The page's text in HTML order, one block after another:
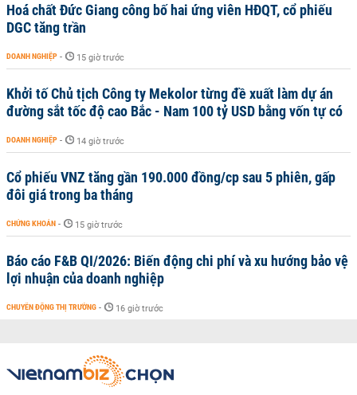
Hoá chất Đức Giang công bố hai ứng viên HĐQT, cổ phiếu
DGC tăng trần
DOANH NGHIỆP - 15 giờ trước
Khởi tố Chủ tịch Công ty Mekolor từng đề xuất làm dự án
đường sắt tốc độ cao Bắc - Nam 100 tỷ USD bằng vốn tự có
DOANH NGHIỆP - 14 giờ trước
Cổ phiếu VNZ tăng gần 190.000 đồng/cp sau 5 phiên, gấp
đôi giá trong ba tháng
CHỨNG KHOÁN - 15 giờ trước
Báo cáo F&B QI/2026: Biến động chi phí và xu hướng bảo vệ
lợi nhuận của doanh nghiệp
CHUYỂN ĐỘNG THỊ TRƯỜNG - 16 giờ trước